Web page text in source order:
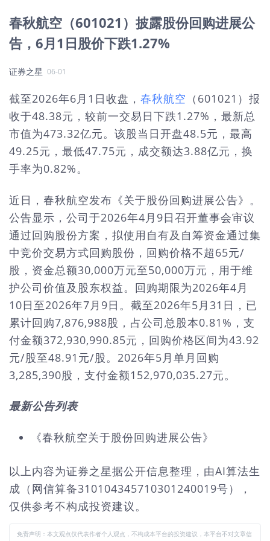
春秋航空（601021）披露股份回购进展公
告，6月1日股价下跌1.27%
证券之星 06-01
截至2026年6月1日收盘， 春秋航空 （601021）报
收于48.38元，较前一交易日下跌1.27%，最新总
市值为473.32亿元。该股当日开盘48.5元，最高
49.25元，最低47.75元，成交额达3.88亿元，换
手率为0.82%。
近日，春秋航空发布《关于股份回购进展公告》。
公告显示，公司于2026年4月9日召开董事会审议
通过回购股份方案，拟使用自有及自筹资金通过集
中竞价交易方式回购股份，回购价格不超65元/
股，资金总额30,000万元至50,000万元，用于维
护公司价值及股东权益。回购期限为2026年4月
10日至2026年7月9日。截至2026年5月31日，已
累计回购7,876,988股，占公司总股本0.81%，支
付金额372,930,990.85元，回购价格区间为43.92
元/股至48.91元/股。2026年5月单月回购
3,285,390股，支付金额152,970,035.27元。
最新公告列表
《春秋航空关于股份回购进展公告》
以上内容为证券之星据公开信息整理，由AI算法生
成（网信算备310104345710301240019号），
仅供参考不构成投资建议。
免责声明：本文观点仅代表作者个人观点，不构成本平台的投资建议，本平台不对文章信